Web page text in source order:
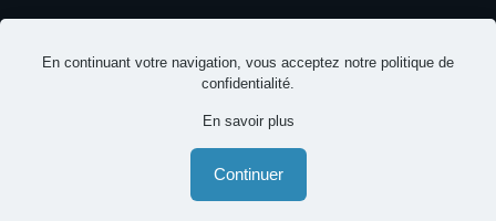
© 2026 EspritsCollaboratifs. Tous droits réservés
En continuant votre navigation, vous acceptez notre politique de
confidentialité.
En savoir plus
Continuer